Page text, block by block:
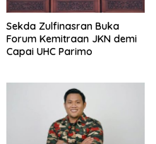
Sekda Zulfinasran Buka
Forum Kemitraan JKN demi
Capai UHC Parimo